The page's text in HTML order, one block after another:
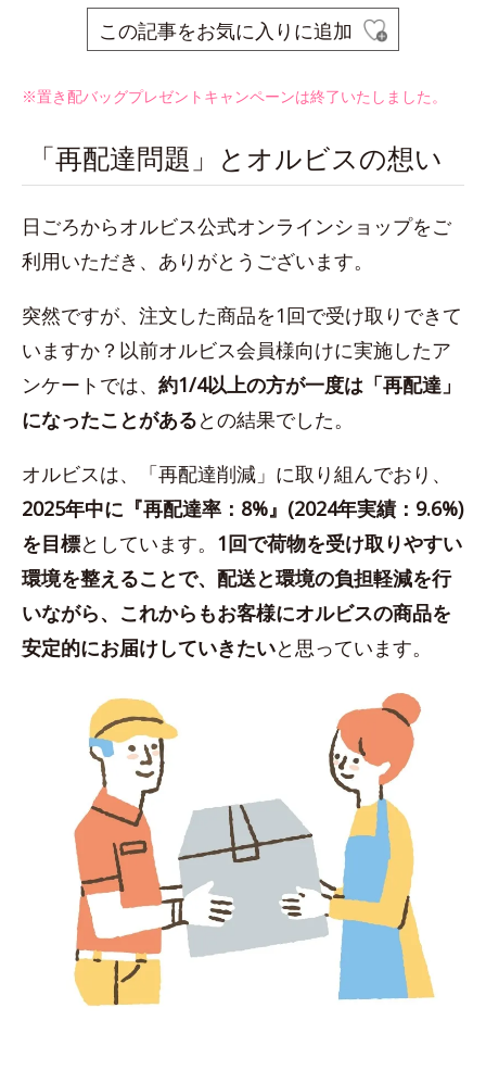
この記事をお気に入りに追加
※置き配バッグプレゼントキャンペーンは終了いたしました。
「再配達問題」とオルビスの想い
日ごろからオルビス公式オンラインショップをご
利用いただき、ありがとうございます。
突然ですが、注文した商品を1回で受け取りできて
いますか？以前オルビス会員様向けに実施したア
ンケートでは、 約1/4以上の方が一度は「再配達」
になったことがあるとの結果でした。
オルビスは、「再配達削減」に取り組んでおり、
2025年中に『再配達率：8%』(2024年実績：9.6%)
を目標としています。 1回で荷物を受け取りやすい
環境を整えることで、配送と環境の負担軽減を行
いながら、これからもお客様にオルビスの商品を
安定的にお届けしていきたいと思っています。